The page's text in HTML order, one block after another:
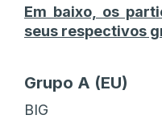
Em baixo, os
seus respectivos
Grupo A (EU)
BIG